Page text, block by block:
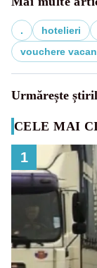
. hotelieri
vouchere
Urmărește
CELE MAI
1